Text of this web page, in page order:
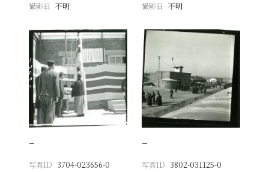
撮影日
不明
撮影日 不明
−
写真ID 3704-023656-0
−
写真ID 3802-031125-0